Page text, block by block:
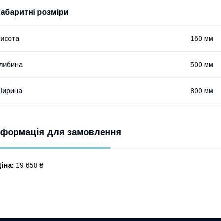
розміри
160 мм
500 мм
800 мм
для замовлення
19 650 ₴